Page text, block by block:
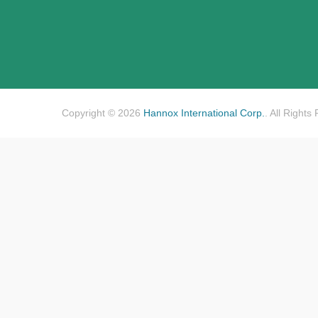
Copyright © 2026 Hannox International Corp.. All Rights